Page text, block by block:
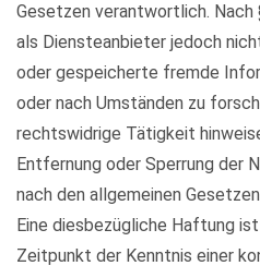
Gesetzen verantwortlich. Nach
als Diensteanbieter jedoch
oder gespeicherte fremde
oder nach Umständen zu
rechtswidrige Tätigkeit
Entfernung oder Sperrung der
nach den allgemeinen
Eine diesbezügliche Haftung
Zeitpunkt der Kenntnis einer